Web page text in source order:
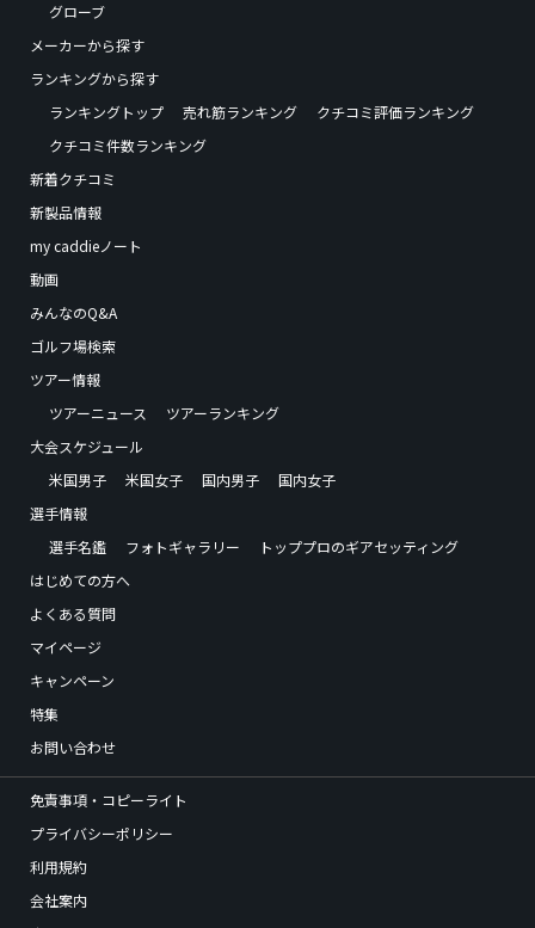
グローブ
メーカーから探す
ランキングから探す
ランキングトップ
売れ筋ランキング
クチコミ評価ランキング
クチコミ件数ランキング
新着クチコミ
新製品情報
my caddieノート
動画
みんなのQ&A
ゴルフ場検索
ツアー情報
ツアーニュース
ツアーランキング
大会スケジュール
米国男子
米国女子 国内男子
国内女子
選手情報
選手名鑑
フォトギャラリー
トッププロのギアセッティング
はじめての方へ
よくある質問
マイページ
キャンペーン
特集
お問い合わせ
免責事項・コピーライト
プライバシーポリシー
利用規約
会社案内